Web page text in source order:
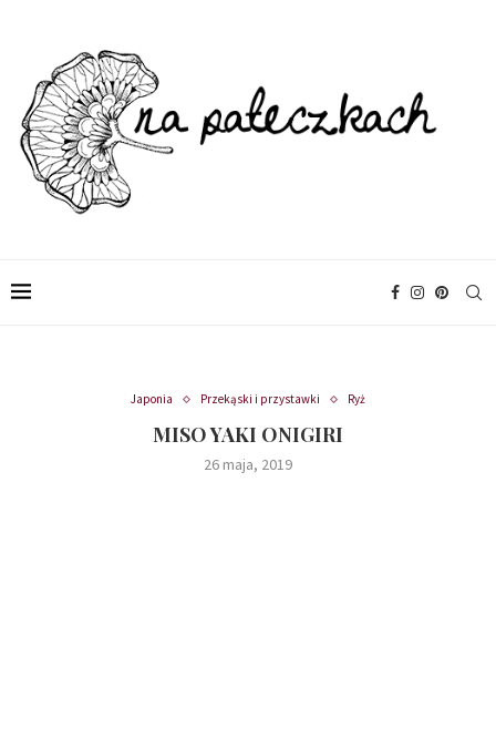
Japonia Przekąski i przystawki Ryż
MISO YAKI ONIGIRI
26 maja, 2019